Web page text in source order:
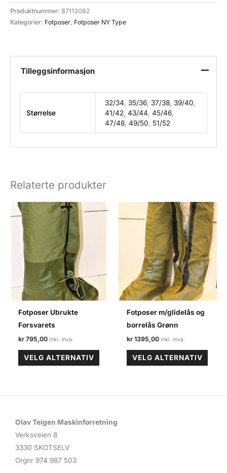
og
borrelås
Produktnummer: 87113082
Kategorier: Fotposer, Fotposer NY Type
Tilleggsinformasjon
Størrelse
32/34 35/36 37/38 39/40
41/42 ,43/44 ,45/46
47/48 ,49/50 51/52
Relaterte produkter
Fotposer Ubrukte
Forsvarets
kr 795,00
VELG ALTERNATIV
Dette
produktet
Fotposer m/glidelås og
borrelås Grønn
kr 1395,00
VELG ALTERNATIV
Dette
Olav Teigen Maskinforretning
Verksveien 8
3330 SKOTSELV
Orgnr 974 987 503